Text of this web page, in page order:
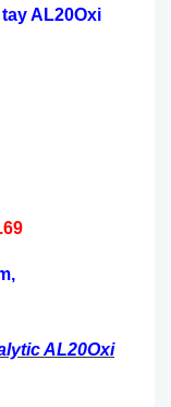
AL20Oxi
AL20Oxi